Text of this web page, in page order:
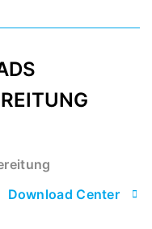
Download Center